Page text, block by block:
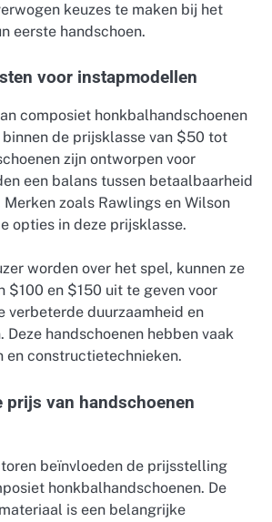
keuzes te maken bij het
eerste handschoen.
voor instapmodellen
composiet honkbalhandschoenen
de prijsklasse van $50 tot
zijn ontworpen voor
een balans tussen betaalbaarheid
zoals Rawlings en Wilson
opties in deze prijsklasse.
worden over het spel, kunnen ze
$100 en $150 uit te geven voor
verbeterde duurzaamheid en
Deze handschoenen hebben vaak
en constructietechnieken.
prijs van handschoenen
beïnvloeden de prijsstelling
honkbalhandschoenen. De
is een belangrijke